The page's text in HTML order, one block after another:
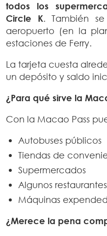
todos los
Circle K. También
aeropuerto (en la
estaciones de Ferry.
La tarjeta cuesta
un depósito y saldo
¿Para qué sirve la
Con la Macao Pass
Autobuses públicos
Tiendas de
Supermercados
Algunos
Máquinas
¿Merece la pena